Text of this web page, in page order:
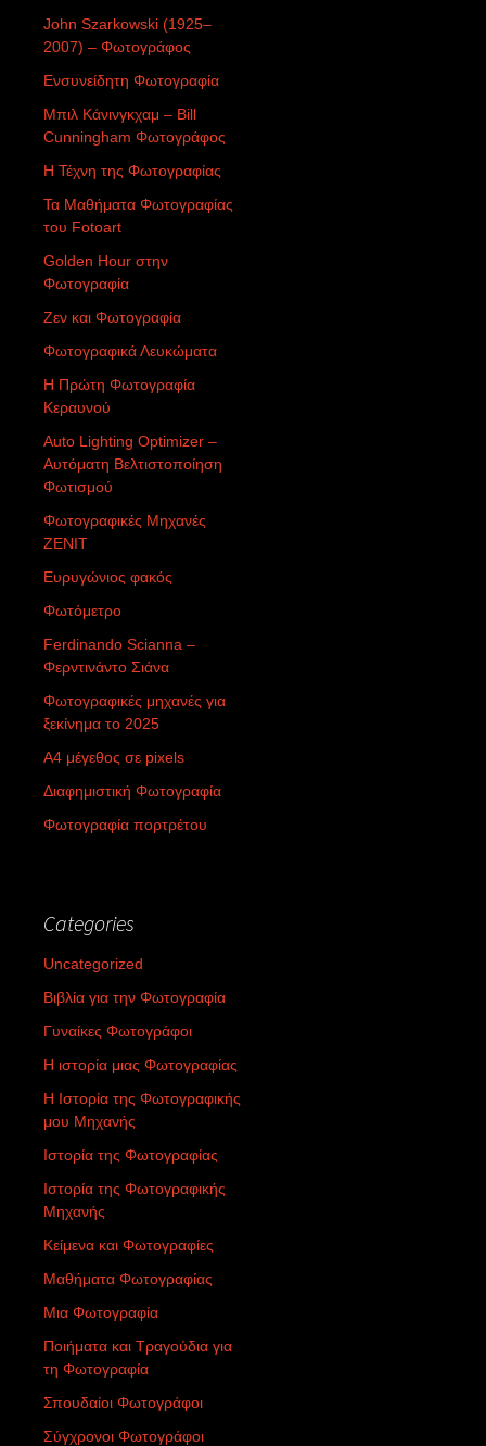
John Szarkowski (1925–
2007) – Φωτογράφος
Ενσυνείδητη Φωτογραφία
Μπιλ Κάνινγκχαμ – Bill
Cunningham Φωτογράφος
Η Τέχνη της Φωτογραφίας
Τα Μαθήματα Φωτογραφίας
του Fotoart
Golden Hour στην
Φωτογραφία
Ζεν και Φωτογραφία
Φωτογραφικά Λευκώματα
Η Πρώτη Φωτογραφία
Κεραυνού
Auto Lighting Optimizer –
Αυτόματη Βελτιστοποίηση
Φωτισμού
Φωτογραφικές Μηχανές
ZENIT
Ευρυγώνιος φακός
Φωτόμετρο
Ferdinando Scianna –
Φερντινάντο Σιάνα
Φωτογραφικές μηχανές για
ξεκίνημα το 2025
Α4 μέγεθος σε pixels
Διαφημιστική Φωτογραφία
Φωτογραφία πορτρέτου
Categories
Uncategorized
Βιβλία για την Φωτογραφία
Γυναίκες Φωτογράφοι
Η ιστορία μιας Φωτογραφίας
Η Ιστορία της Φωτογραφικής
μου Μηχανής
Ιστορία της Φωτογραφίας
Ιστορία της Φωτογραφικής
Μηχανής
Κείμενα και Φωτογραφίες
Μαθήματα Φωτογραφίας
Μια Φωτογραφία
Ποιήματα και Τραγούδια για
τη Φωτογραφία
Σπουδαίοι Φωτογράφοι
Σύγχρονοι Φωτογράφοι